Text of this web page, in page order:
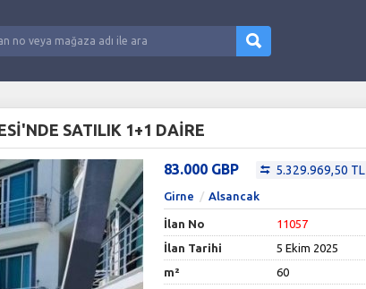
SATILIK 1+1 DAİRE
83.000 GBP 5.329.969,50 TL
Girne Alsancak
İlan No
11057
İlan Tarihi
5 Ekim 2025
m²
60